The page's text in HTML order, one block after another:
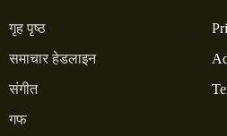
गृह पृष्ठ
समाचार हेडलाइन
संगीत
गफ